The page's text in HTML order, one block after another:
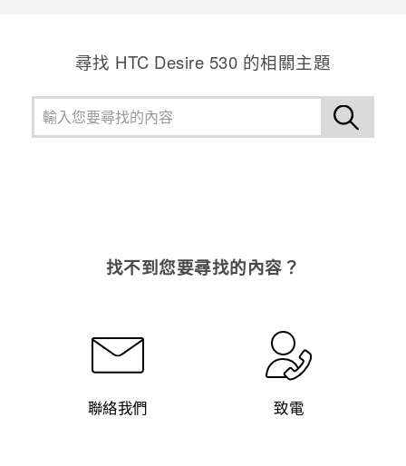
尋找 HTC Desire 530 的相關主題
找不到您要尋找的內容？
聯絡我們 致電